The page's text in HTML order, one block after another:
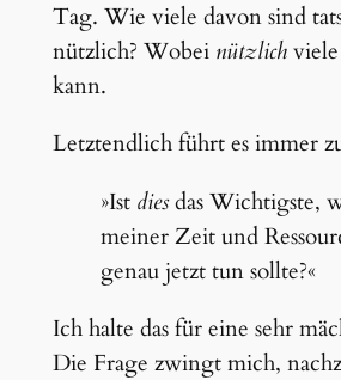
Tag. Wie viele davon sind
nützlich? Wobei nützlichviele
kann.
Letztendlich führt es immer
»Ist diesdas Wichtigste,
meiner Zeit und
genau jetzt tun sollte?«
Ich halte das für eine sehr
Die Frage zwingt mich,